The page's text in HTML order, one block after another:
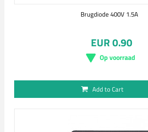
Brugdiode 400V 1.5A
EUR 0.90
Op voorraad
Add to Cart